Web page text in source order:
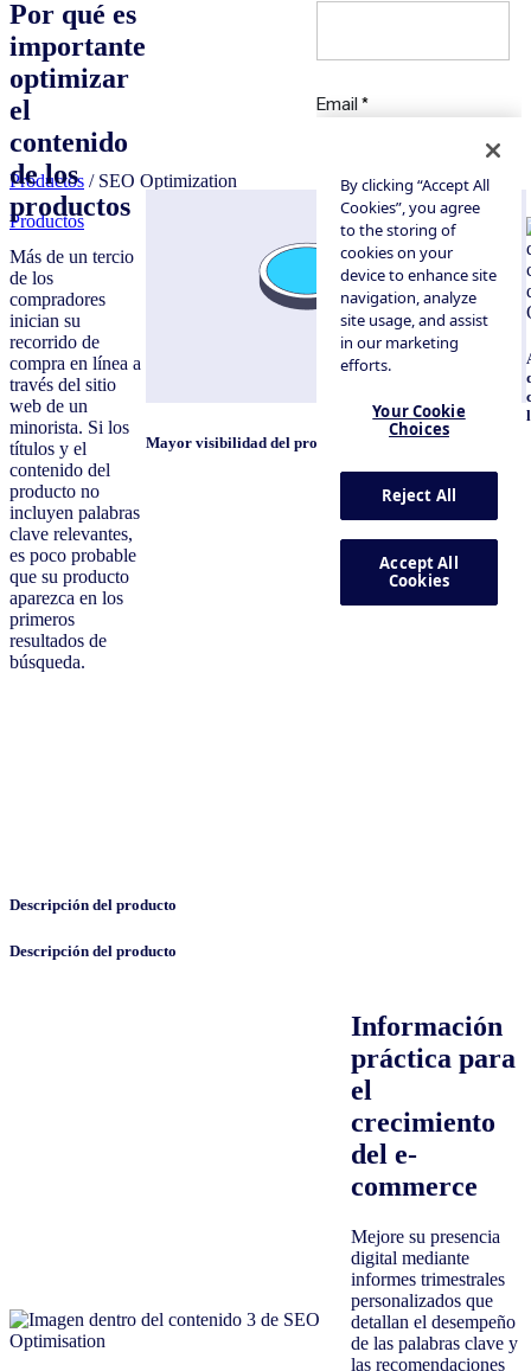
Productos / SEO Optimization
Productos
Por qué es
importante
optimizar
el
contenido
de los
productos
Más de un tercio
de los
compradores
inician su
recorrido de
compra en línea a
través del sitio
web de un
minorista. Si los
títulos y el
contenido del
producto no
incluyen palabras
clave relevantes,
es poco probable
que su producto
aparezca en los
primeros
resultados de
búsqueda.
Mayor visibilidad del producto
Descripción del producto
Descripción del producto
Información
práctica para
el
crecimiento
del e-
commerce
Mejore su presencia
digital mediante
informes trimestrales
personalizados que
detallan el desempeño
de las palabras clave y
las recomendaciones